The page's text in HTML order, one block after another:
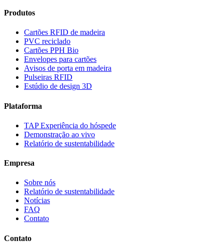
Produtos
Cartões RFID de madeira
PVC reciclado
Cartões PPH Bio
Envelopes para cartões
Avisos de porta em madeira
Pulseiras RFID
Estúdio de design 3D
Plataforma
TAP Experiência do hóspede
Demonstração ao vivo
Relatório de sustentabilidade
Empresa
Sobre nós
Relatório de sustentabilidade
Notícias
FAQ
Contato
Contato